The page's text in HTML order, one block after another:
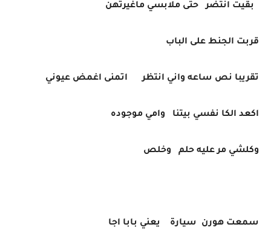
بقيت انتضر حتى ملابسي ماغيرتهن
قربت الجنط على الباب
تقريبا نص ساعه واني انتظر اتمنى اغمض عيوني
اكعد الكا نفسي بيتنا وامي موجوده
وكلشي مر عليه حلم وخلص
سمعت هورن سيارة يعني بابا اجا